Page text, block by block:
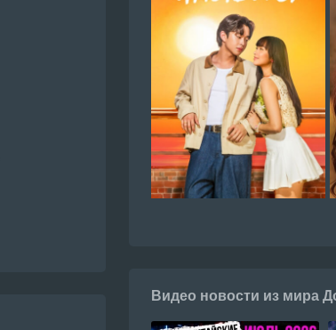
Видео новости из мира